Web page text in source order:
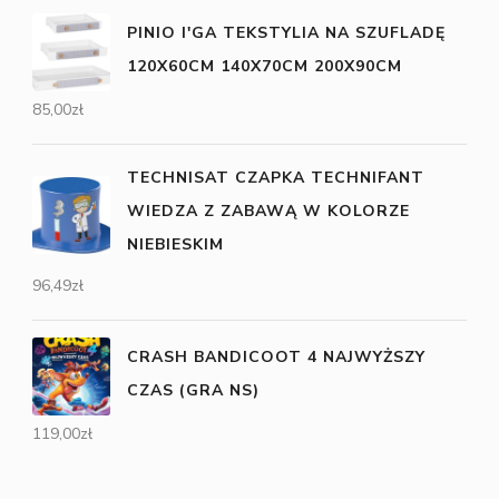
PINIO I'GA TEKSTYLIA NA SZUFLADĘ
120X60CM 140X70CM 200X90CM
85,00zł
TECHNISAT CZAPKA TECHNIFANT
WIEDZA Z ZABAWĄ W KOLORZE
NIEBIESKIM
96,49zł
CRASH BANDICOOT 4 NAJWYŻSZY
CZAS (GRA NS)
119,00zł